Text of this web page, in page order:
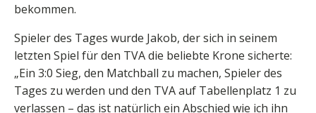
bekommen.
Spieler des Tages wurde Jakob, der sich in seinem
letzten Spiel für den TVA die beliebte Krone sicherte:
„Ein 3:0 Sieg, den Matchball zu machen, Spieler des
Tages zu werden und den TVA auf Tabellenplatz 1 zu
verlassen – das ist natürlich ein Abschied wie ich ihn